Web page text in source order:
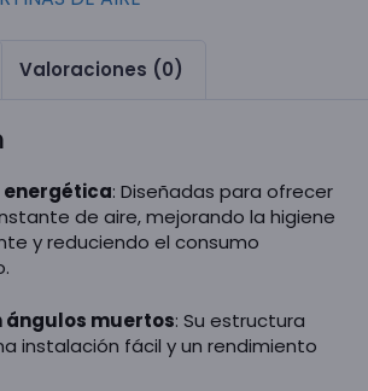
Valoraciones (0)
energética: Diseñadas para ofrecer
de aire, mejorando la higiene
y reduciendo el consumo
ángulos muertos: Su estructura
instalación fácil y un rendimiento